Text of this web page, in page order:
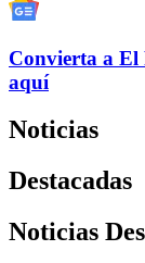
Convierta a El
aquí
Noticias
Destacadas
Noticias